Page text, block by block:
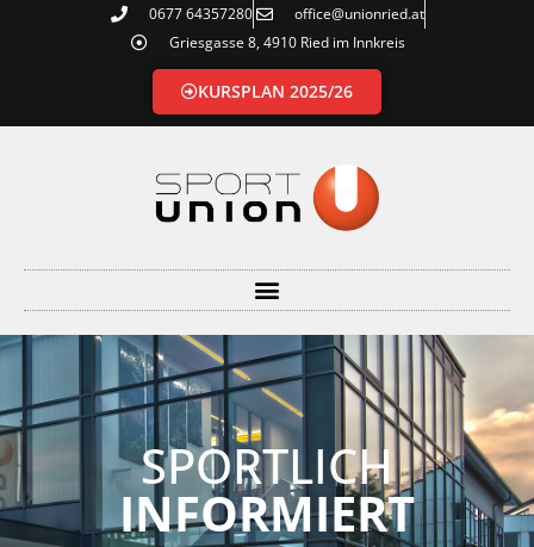
0677 64357280
office@unionried.at
Griesgasse 8, 4910 Ried im Innkreis
KURSPLAN 2025/26
SPORTLICH
INFORMIERT